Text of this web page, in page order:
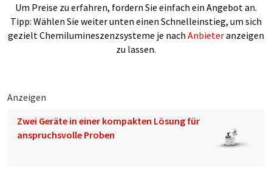
Um Preise zu erfahren, fordern Sie einfach ein Angebot an.
Tipp: Wählen Sie weiter unten einen Schnelleinstieg, um sich
gezielt Chemilumineszenzsysteme je nach Anbieteranzeigen
zu lassen.
Anzeigen
Zwei Geräte in einer kompakten Lösung für
anspruchsvolle Proben